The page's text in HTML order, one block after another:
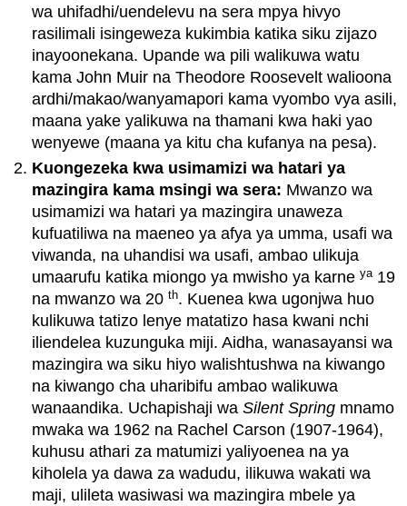
wa uhifadhi/uendelevu na sera mpya hivyo
rasilimali isingeweza kukimbia katika siku zijazo
inayoonekana. Upande wa pili walikuwa watu
kama John Muir na Theodore Roosevelt walioona
ardhi/makao/wanyamapori kama vyombo vya asili,
maana yake yalikuwa na thamani kwa haki yao
wenyewe (maana ya kitu cha kufanya na pesa).
Kuongezeka kwa usimamizi wa hatari ya
mazingira kama msingi wa sera: Mwanzo wa
usimamizi wa hatari ya mazingira unaweza
kufuatiliwa na maeneo ya afya ya umma, usafi wa
viwanda, na uhandisi wa usafi, ambao ulikuja
umaarufu katika miongo ya mwisho ya karneya19
na mwanzo wa 20th. Kuenea kwa ugonjwa huo
kulikuwa tatizo lenye matatizo hasa kwani nchi
iliendelea kuzunguka miji. Aidha, wanasayansi wa
mazingira wa siku hiyo walishtushwa na kiwango
na kiwango cha uharibifu ambao walikuwa
wanaandika. Uchapishaji waSilent Spring mnamo
mwaka wa 1962 na Rachel Carson (1907-1964),
kuhusu athari za matumizi yaliyoenea na ya
kiholela ya dawa za wadudu, ilikuwa wakati wa
maji, ulileta wasiwasi wa mazingira mbele ya